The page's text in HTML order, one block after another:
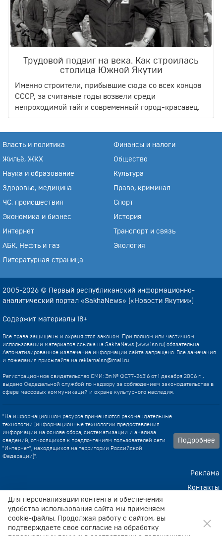
Трудовой подвиг на века. Как строилась
столица Южной Якутии
Именно строители, прибывшие сюда со всех концов
СССР, за считаные годы возвели среди
непроходимой тайги современный город-красавец.
Власть и политика Финансы и налоги
Жильё, ЖКХ Общество
Наука и образование Культура
Здоровье, медицина Право, криминал
ЧС, происшествия Спорт
Экономика и бизнес История
Интернет Транспорт и связь
АБК, Нефть и газ Экология
Литературная страница
2005-2026 © Первый республиканский информационно-
аналитический портал «SakhaNews» («Новости Якутии»)
Содержит материалы 18+
Все права защищены и охраняются законом. При полном или частичном
использовании материалов ссылка на SakhaNews (www.1sn.ru) обязательна.
Автоматизированное извлечение информации сайта запрещено. Все замечания
и пожелания присылайте на reklama1sn@mail.ru
Регистрационное свидетельство СМИ: Эл № ФС77-26316 от 1 декабря 2006 г. ,
выдано Федедальной службой по надзору за соблюдением законодательства в
сфере массовых коммуникаций и охране культурного наследия.
"На информационном ресурсе применяются рекомендательные
технологии (информационные технологии предоставления
информации на основе сбора, систематизации и анализа
сведений, относящихся к предпочтениям пользователей сети
"Интернет", находящихся на территории Российской
Федерации)".
Подробнее
Реклама
Контакты
Техническа поддержка
Для персонализации контента и обеспечения
удобства использования сайта мы применяем
cookie-файлы. Продолжая работу с сайтом, вы
подтверждаете свое согласие на обработку